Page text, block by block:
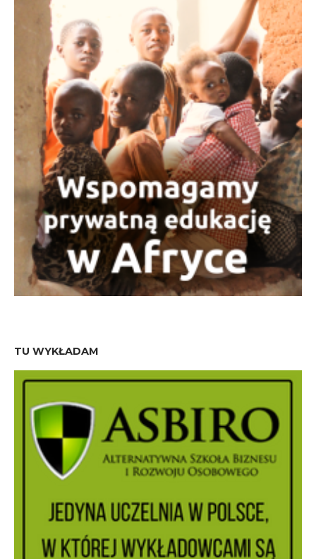
TU WYKŁADAM